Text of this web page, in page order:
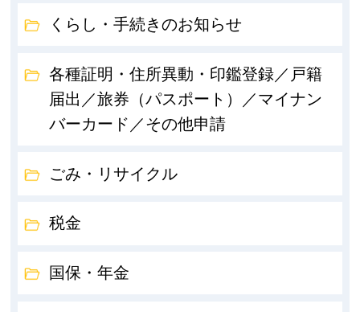
くらし・手続きのお知らせ
各種証明・住所異動・印鑑登録／戸籍
届出／旅券（パスポート）／マイナン
バーカード／その他申請
ごみ・リサイクル
税金
国保・年金